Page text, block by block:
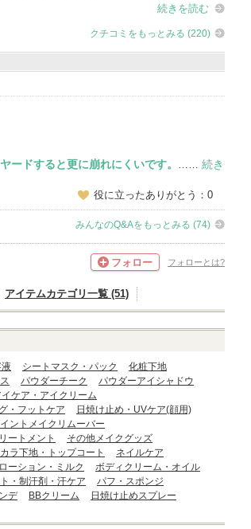
続きを読む
クチコミをもっとみる (220)
ードすると更に崩れにくいです。 …… 続き
役に立ったありがとう：0
みんなのQ&Aをもっとみる (74)
フォロー フォローとは?
アイテムカテゴリ一覧 (51)
シートマスク・パック
化粧下地
パウダーチーク
パウダーアイシャドウ
イケア・アイクリーム
・フットケア
日焼け止め・UVケア(顔用)
ントメイクリムーバー
ートメント
その他メイクグッズ
ラ下地・トップコート
ネイルケア
ーション・ミルク
ボディクリーム・オイル
・制汗剤・汗ケア
パフ・スポンジ
デ BBクリーム
日焼け止めスプレー